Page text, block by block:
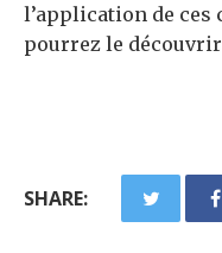
l’application de ces
pourrez le
SHARE: